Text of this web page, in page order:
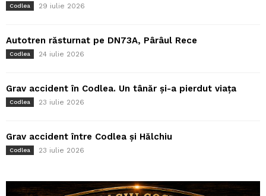
Codlea 29 iulie 2026
Autotren răsturnat pe DN73A, Pârâul Rece
Codlea 24 iulie 2026
Grav accident în Codlea. Un tânăr și-a pierdut viața
Codlea 23 iulie 2026
Grav accident între Codlea și Hălchiu
Codlea 23 iulie 2026